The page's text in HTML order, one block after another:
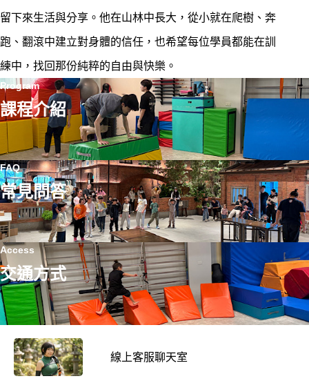
留下來生活與分享。他在山林中長大，從小就在爬樹、奔
跑、翻滾中建立對身體的信任，也希望每位學員都能在訓
練中，找回那份純粹的自由與快樂。
Program
課程介紹
FAQ
常見問答
Access
交通方式
線上客服聊天室